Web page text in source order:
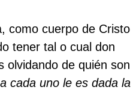
como cuerpo de Cristo
tener tal o cual don
olvidando de quién son
cada uno le es dada la